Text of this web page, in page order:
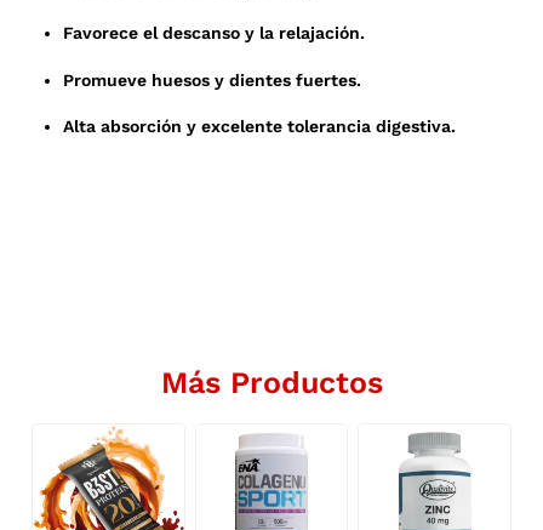
Favorece el descanso y la relajación.
Promueve huesos y dientes fuertes.
Alta absorción y excelente tolerancia digestiva.
Más Productos